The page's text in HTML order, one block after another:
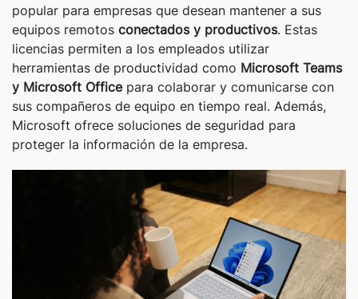
popular para empresas que desean mantener a sus
equipos remotos conectados y productivos. Estas
licencias permiten a los empleados utilizar
herramientas de productividad como Microsoft Teams
y Microsoft Officepara colaborar y comunicarse con
sus compañeros de equipo en tiempo real. Además,
Microsoft ofrece soluciones de seguridad para
proteger la información de la empresa.